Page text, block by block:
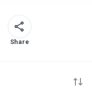
Share